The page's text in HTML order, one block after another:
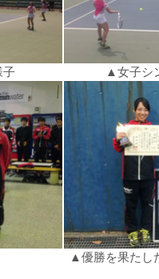
子 ▲女子シ
▲優勝を果たし